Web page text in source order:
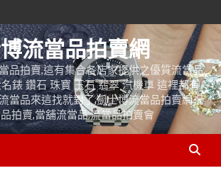
流當品拍賣網
品拍賣,這有集合各店家提供之優質流當品,
錶 鑽石 珠寶 玉石 翡翠 汽機車 這裡都有
當品來這找就對了,凱士博流當品拍賣網祝
拍賣,當舖流當品,流當品拍賣會